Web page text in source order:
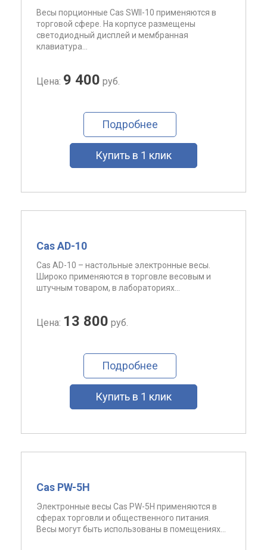
Весы порционные Cas SWII-10 применяются в
торговой сфере. На корпусе размещены
светодиодный дисплей и мембранная
клавиатура...
Цена: 9 400 руб.
Подробнее
Купить в 1 клик
Cas AD-10
Cas AD-10 – настольные электронные весы.
Широко применяются в торговле весовым и
штучным товаром, в лабораториях...
Цена: 13 800 руб.
Подробнее
Купить в 1 клик
Cas PW-5H
Электронные весы Cas PW-5H применяются в
сферах торговли и общественного питания.
Весы могут быть использованы в помещениях...